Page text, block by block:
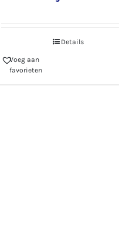
Details
Voeg aan
favorieten